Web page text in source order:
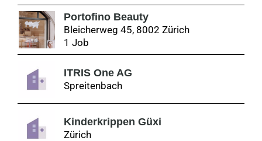
Portofino Beauty
Bleicherweg 45, 8002 Zürich
1 Job
ITRIS One AG
Spreitenbach
Kinderkrippen Güxi
Zürich